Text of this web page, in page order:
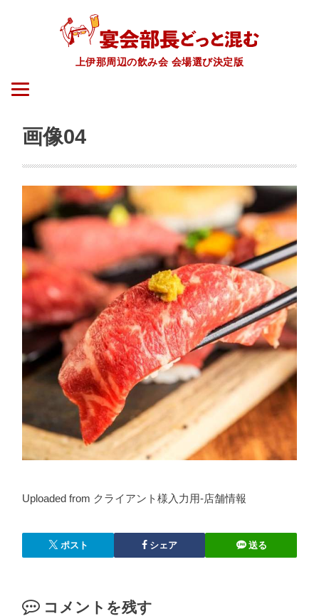
上伊那周辺の飲み会 会場選び決定版
画像04
Uploaded from クライアント様入力用-店舗情報
ポスト シェア 送る
コメントを残す